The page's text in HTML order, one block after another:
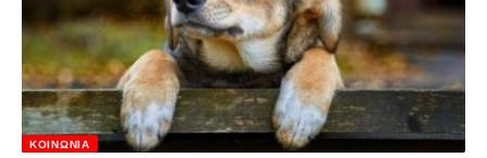
ΚΟΙΝΩΝΊΑ